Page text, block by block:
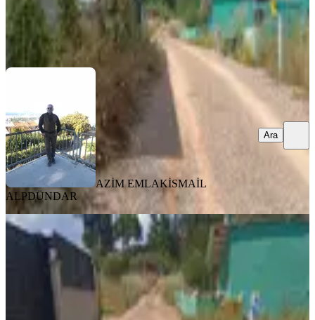
AZİM EMLAK İSMAİL ALPDÜNDAR
AZİM EMLAKİSMAİL
ALPDÜNDAR
Ara
Karacaağaç'ta Satılık 210 Metre
Bahçe
Buca, Karacaağaç Mahallesi
·40.476/m² · 29.05.2026